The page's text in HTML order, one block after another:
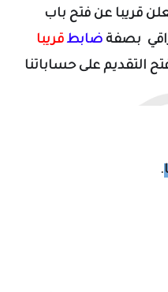
قريبا عن فتح باب
بصفة ضابط قريبا
التقديم على حساباتنا
.